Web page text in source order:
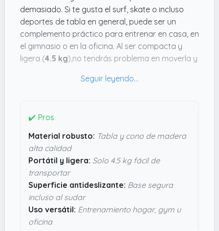
demasiado. Si te gusta el surf, skate o incluso
deportes de tabla en general, puede ser un
complemento práctico para entrenar en casa, en
el gimnasio o en la oficina. Al ser compacta y
ligera (4.5 kg),no tendrás problema en moverla y
protege el suelo, evitando rayones molestos.
extra de estabilidad, que seguro viene bien para
mantener el equilibrio incluso cuando estés
sudando. Por sus dimensiones ( 27.94 cms de
alto x 71.12 cms de largo x 73.66 cms de
ancho),parece lo suficientemente estable para
un uso variado. No es algo para milagros, pero
sin duda parece un aliado práctico para
entrenar sin salir de casa.
✔️ Pros
Material robusto: Tabla y cono de madera
alta calidad
Portátil y ligera: Solo 4.5 kg fácil de
transportar
Superficie antideslizante: Base segura
incluso al sudar
Uso versátil: Entrenamiento hogar, gym u
oficina